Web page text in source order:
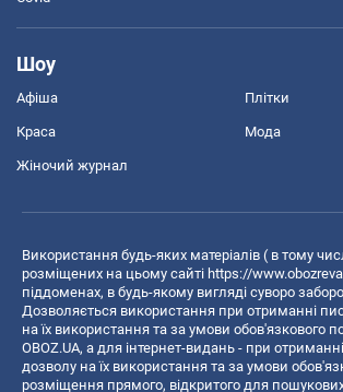
Шоу
Афіша Плітки
Краса Мода
Жіночий журнал
Використання будь-яких матеріалів ( в тому
розміщених на цьому сайті https://
піддоменах, в будь-якому вигляді суворо
Дозволяється використання при отриманні
на їх використання та за умови обов'язкового
OBOZ.UA, а для інтернет-видань - при
дозволу на їх використання та за умови
розміщення прямого, відкритого для